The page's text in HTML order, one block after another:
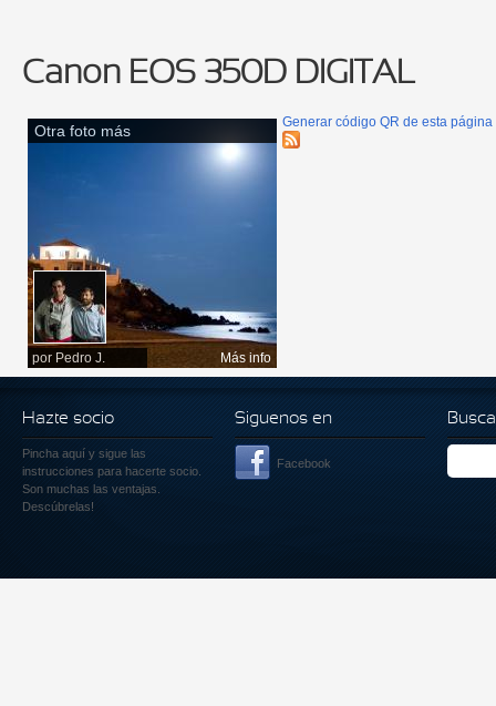
Canon EOS 350D DIGITAL
Otra foto más
por Pedro J. Más info
Generar código QR de esta página
Hazte socio
Pincha aquí y sigue las
instrucciones para hacerte socio.
Son muchas las ventajas.
Descúbrelas!
Siguenos en
Facebook